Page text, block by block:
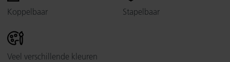
Koppelbaar Stapelbaar
Veel verschillende kleuren